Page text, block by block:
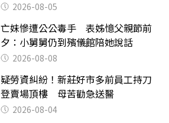
2026-08-05
亡妹慘遭公公毒手 表姊憶父親節前
夕：小舅舅仍到殯儀館陪她說話
2026-08-08
疑勞資糾紛！新莊好市多前員工持刀
登賣場頂樓 母苦勸急送醫
2026-08-04